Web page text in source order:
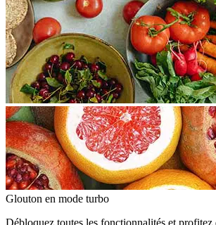
Glouton en mode turbo
Débloquez toutes les fonctionnalités et profitez